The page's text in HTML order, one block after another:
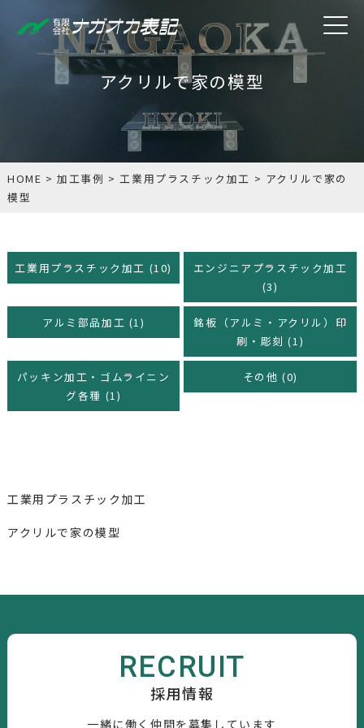
アクリルで家の模型
HOME >加工事例 >工業用プラスチック加工 > アクリルで家の
模型
工業用プラスチック加工 (10)
エンジニアプラスチック加工
(3)
アルミ部品加工 (1)
銘板（アルミ・アクリル）印
刷・彫刻 (1)
パッキン加工・ゴムライニン
グ各種 (1)
その他 (0)
工業用プラスチック加工
アクリルで家の模型
RECRUIT
採用情報
一緒に働く仲間を募集しています